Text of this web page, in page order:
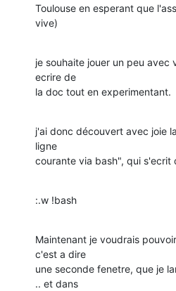
Toulouse en esperant que
vive)
je souhaite jouer un peu avec
ecrire de
la doc tout en experimentant.
j'ai donc découvert avec joie
ligne
courante via bash", qui s'ecrit
:.w !bash
Maintenant je voudrais
c'est a dire
une seconde fenetre, que je
.. et dans